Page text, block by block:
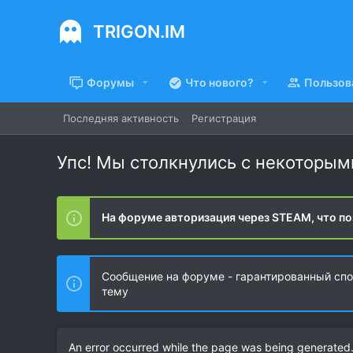
TRIGON.IM
Форумы Что нового?
Последняя активность Регистрация
Упс! Мы столкнулись с
На форуме авторизация через STEAM, что
Сообщение на форуме - гарантированный
тему
An error occurred while the page was being